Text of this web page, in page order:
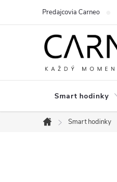
Predajcovia Carneo
Smart hodinky
Domov
Smart hodinky